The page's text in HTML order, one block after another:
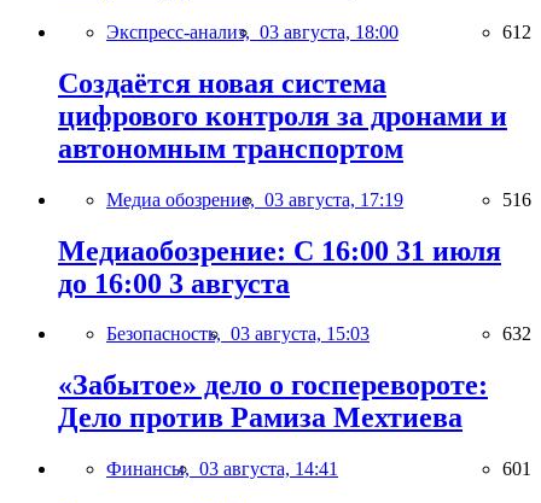
Экспресс-анализ, 03 августа, 18:00 612
Создаётся новая система
цифрового контроля за дронами и
автономным транспортом
Медиа обозрение, 03 августа, 17:19 516
Медиаобозрение: С 16:00 31 июля
до 16:00 3 августа
Безопасность, 03 августа, 15:03 632
«Забытое» дело о госперевороте:
Дело против Рамиза Мехтиева
Финансы, 03 августа, 14:41 601